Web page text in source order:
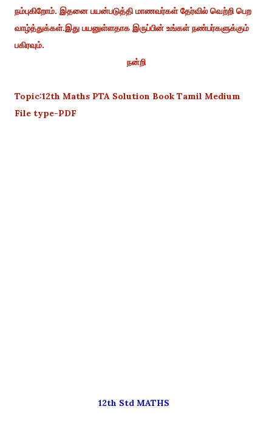
நம்புகிறோம். இதனை பயன்படுத்தி மாணவர்கள் தேர்வில் வெற்றி பெற
வாழ்த்துக்கள்.இது பயனுள்ளதாக இருப்பின் உங்கள் நண்பர்களுக்கும்
பகிரவும்.
நன்றி
Topic:12th Maths PTA Solution Book Tamil Medium
File type-PDF
12th Std MATHS